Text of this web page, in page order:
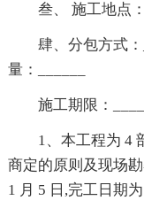
叁、 施工地点
肆、分包方式
量：______
施工期限：
1、本工程为 4
商定的原则及现场
1 月 5 日,完工日期为